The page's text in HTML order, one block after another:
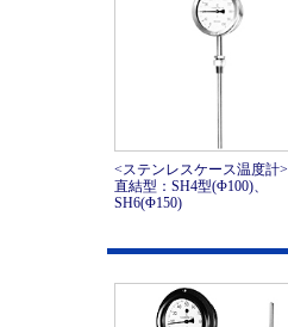
<ステンレスケース温度計>
直結型：SH4型(Φ100)、
SH6(Φ150)